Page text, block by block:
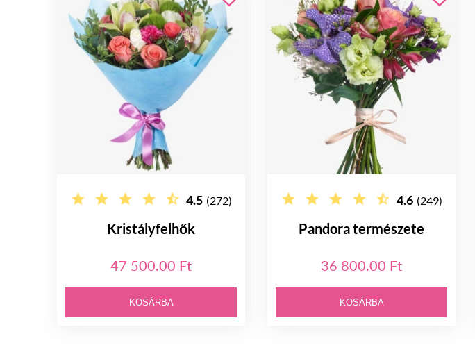
4.5 (272)
Kristályfelhők
47 500.00 Ft
KOSÁRBA
4.6 (249)
Pandora természete
36 800.00 Ft
KOSÁRBA